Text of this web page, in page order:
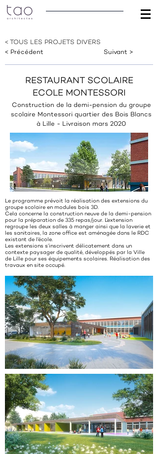
< TOUS LES PROJETS DIVERS
< Précédent
Suivant >
RESTAURANT SCOLAIRE
ECOLE MONTESSORI
Construction de la demi-pension du groupe
scolaire Montessori quartier des Bois Blancs
à Lille - Livraison mars 2020
Le programme prévoit la réalisation des extensions du
groupe scolaire en modules bois 3D.
Cela concerne la construction neuve de la demi-pension
pour la préparation de 335 repas/jour. L’extension
regroupe les deux salles à manger ainsi que la laverie et
les sanitaires, la zone office est aménagée dans le RDC
existant de l’école.
Les extensions s’inscrivent délicatement dans un
contexte paysager de qualité, développés par la Ville
de Lille pour ses équipements scolaires. Réalisation des
travaux en site occupé.